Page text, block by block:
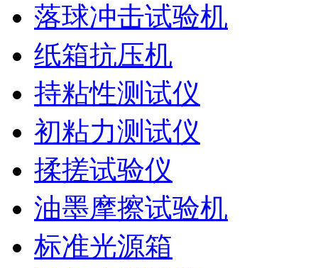
落球冲击试验机
纸箱抗压机
持粘性测试仪
初粘力测试仪
揉搓试验仪
油墨摩擦试验机
标准光源箱